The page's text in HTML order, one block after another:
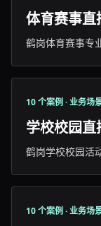
体育赛事直
鹤岗体育赛事专
10 个案例 · 业务场
学校校园直
鹤岗学校校园活
10 个案例 · 业务场